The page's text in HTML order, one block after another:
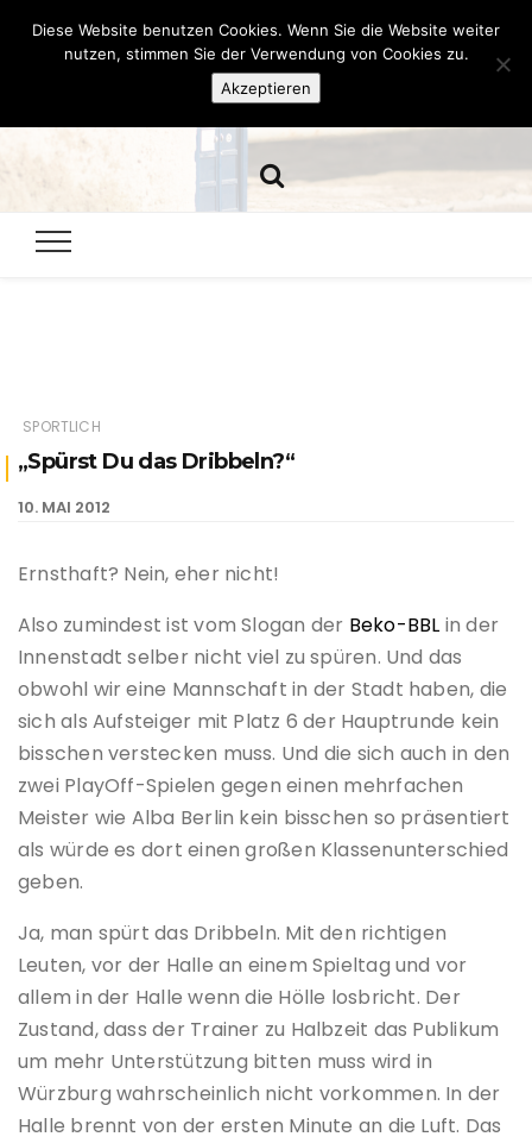
Hazamelistan
SPORTLICH
„Spürst Du das Dribbeln?“
10. MAI 2012
Ernsthaft? Nein, eher nicht!
Also zumindest ist vom Slogan der Beko-BBL in der
Innenstadt selber nicht viel zu spüren. Und das
obwohl wir eine Mannschaft in der Stadt haben, die
sich als Aufsteiger mit Platz 6 der Hauptrunde kein
bisschen verstecken muss. Und die sich auch in den
zwei PlayOff-Spielen gegen einen mehrfachen
Meister wie Alba Berlin kein bisschen so präsentiert
als würde es dort einen großen Klassenunterschied
geben.
Ja, man spürt das Dribbeln. Mit den richtigen
Leuten, vor der Halle an einem Spieltag und vor
allem in der Halle wenn die Hölle losbricht. Der
Zustand, dass der Trainer zu Halbzeit das Publikum
um mehr Unterstützung bitten muss wird in
Würzburg wahrscheinlich nicht vorkommen. In der
Halle brennt von der ersten Minute an die Luft. Das
Diese Website benutzen Cookies. Wenn Sie die Website weiter
nutzen, stimmen Sie der Verwendung von Cookies zu.
Akzeptieren